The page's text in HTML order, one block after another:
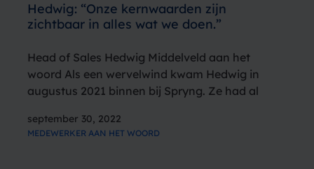
Hedwig: “Onze kernwaarden zijn
zichtbaar in alles wat we doen.”
Head of Sales Hedwig Middelveld aan het
woord Als een wervelwind kwam Hedwig in
augustus 2021 binnen bij Spryng. Ze had al
gezondheidszorg te innoveren (een van haar
september 30, 2022
MEDEWERKER AAN HET WOORD